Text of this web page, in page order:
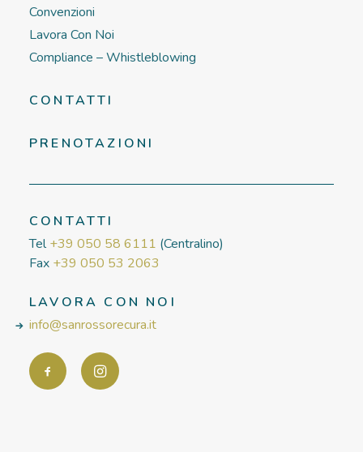
Convenzioni
Lavora Con Noi
Compliance – Whistleblowing
CONTATTI
PRENOTAZIONI
CONTATTI
Tel+39 050 58 6111 (Centralino)
Fax +39 050 53 2063
LAVORA CON NOI
info@sanrossorecura.it